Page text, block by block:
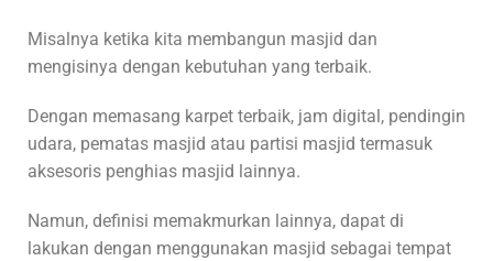
Misalnya ketika kita membangun masjid dan
mengisinya dengan kebutuhan yang terbaik.
Dengan memasang karpet terbaik, jam digital, pendingin
udara, pematas masjid atau partisi masjid termasuk
aksesoris penghias masjid lainnya.
Namun, definisi memakmurkan lainnya, dapat di
lakukan dengan menggunakan masjid sebagai tempat